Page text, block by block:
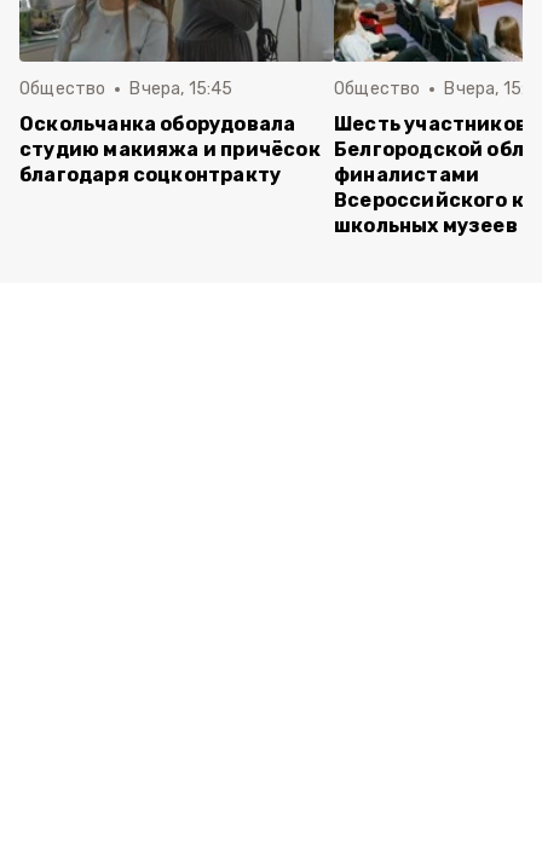
Общество Вчера, 15:45
Оскольчанка оборудовала
студию макияжа и причёсок
благодаря соцконтракту
Общество Вчера,
Шесть участников
Белгородской
финалистами
Всероссийского
школьных музеев